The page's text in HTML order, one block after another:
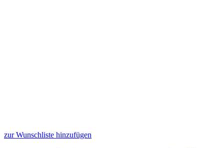
zur Wunschliste hinzufügen